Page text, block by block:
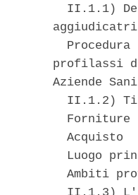
II.1.1)
Procedura
profilassi
Aziende
II.1.2)
  Forniture
  Acquisto
Luogo
Ambiti